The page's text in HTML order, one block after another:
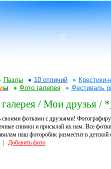
Пазлы 10 отличий Крестики-
ы Фото галерея Фестиваль
/ Мои друзья /
своими фотками с друзьями!
снимки и присылай их нам. Все фотки
наш фоторобик разместит в детской
Добавить фото